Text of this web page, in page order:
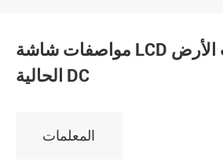
مواصفات شاشة LCD تتابع تسرب الأرض
الحالية DC
المعلمات